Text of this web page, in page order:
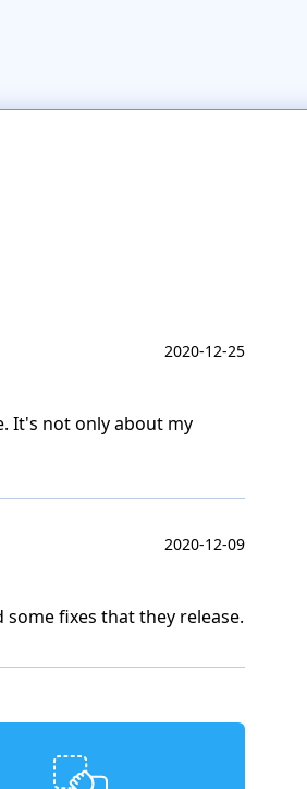
2020-12-25
It's not only about my
2020-12-09
fixes that they release.